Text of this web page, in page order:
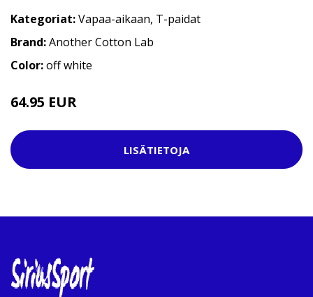
Kategoriat:Vapaa-aikaan, T-paidat
Brand:Another Cotton Lab
Color:off white
64.95 EUR
LISÄTIETOJA